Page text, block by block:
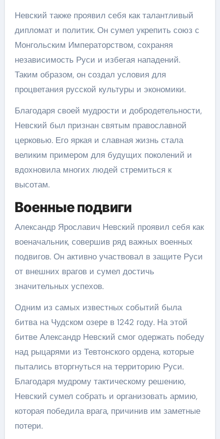
Невский также проявил себя как талантливый
дипломат и политик. Он сумел укрепить союз с
Монгольским Императорством, сохраняя
независимость Руси и избегая нападений.
Таким образом, он создал условия для
процветания русской культуры и экономики.
Благодаря своей мудрости и добродетельности,
Невский был признан святым православной
церковью. Его яркая и славная жизнь стала
великим примером для будущих поколений и
вдохновила многих людей стремиться к
высотам.
Военные подвиги
Александр Ярославич Невский проявил себя как
военачальник, совершив ряд важных военных
подвигов. Он активно участвовал в защите Руси
от внешних врагов и сумел достичь
значительных успехов.
Одним из самых известных событий была
битва на Чудском озере в 1242 году. На этой
битве Александр Невский смог одержать победу
над рыцарями из Тевтонского ордена, которые
пытались вторгнуться на территорию Руси.
Благодаря мудрому тактическому решению,
Невский сумел собрать и организовать армию,
которая победила врага, причинив им заметные
потери.